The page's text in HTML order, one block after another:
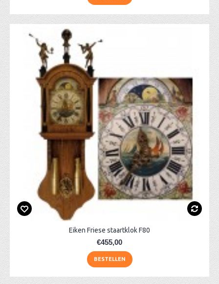
Eiken Friese staartklok F80
€455,00
BESTELLEN